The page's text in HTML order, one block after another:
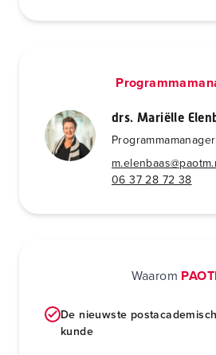
drs. Mariëlle
Programmamanager
06 37 28 72 38
Waarom
De nieuwste
kunde